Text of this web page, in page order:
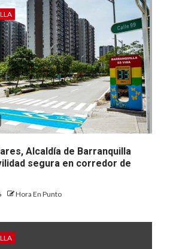
Alcaldía de Barranquilla
segura en corredor de
Hora En Punto